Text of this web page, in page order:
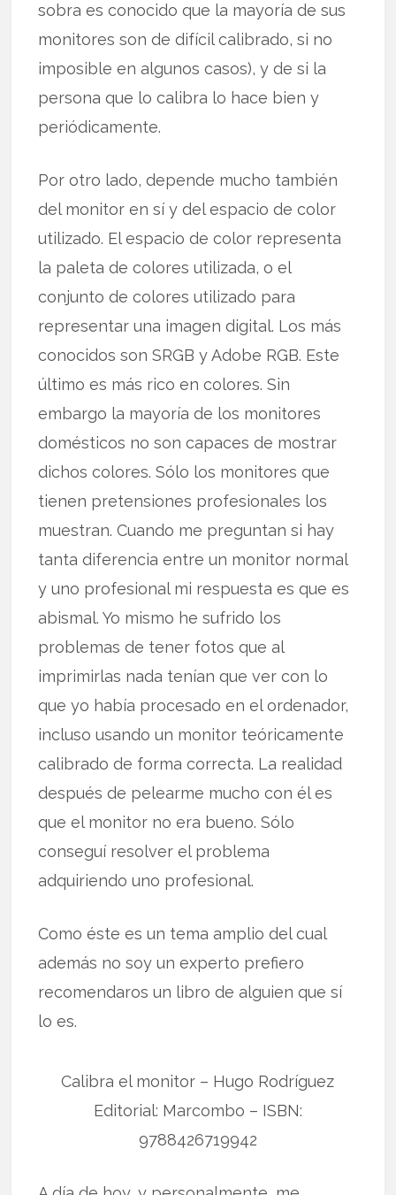
sobra es conocido que la mayoría de sus
monitores son de difícil calibrado, si no
imposible en algunos casos), y de si la
persona que lo calibra lo hace bien y
periódicamente.
Por otro lado, depende mucho también
del monitor en sí y del espacio de color
utilizado. El espacio de color representa
la paleta de colores utilizada, o el
conjunto de colores utilizado para
representar una imagen digital. Los más
conocidos son SRGB y Adobe RGB. Este
último es más rico en colores. Sin
embargo la mayoría de los monitores
domésticos no son capaces de mostrar
dichos colores. Sólo los monitores que
tienen pretensiones profesionales los
muestran. Cuando me preguntan si hay
tanta diferencia entre un monitor normal
y uno profesional mi respuesta es que es
abismal. Yo mismo he sufrido los
problemas de tener fotos que al
imprimirlas nada tenían que ver con lo
que yo había procesado en el ordenador,
incluso usando un monitor teóricamente
calibrado de forma correcta. La realidad
después de pelearme mucho con él es
que el monitor no era bueno. Sólo
conseguí resolver el problema
adquiriendo uno profesional.
Como éste es un tema amplio del cual
además no soy un experto prefiero
recomendaros un libro de alguien que sí
lo es.
Calibra el monitor – Hugo Rodríguez
Editorial: Marcombo – ISBN:
9788426719942